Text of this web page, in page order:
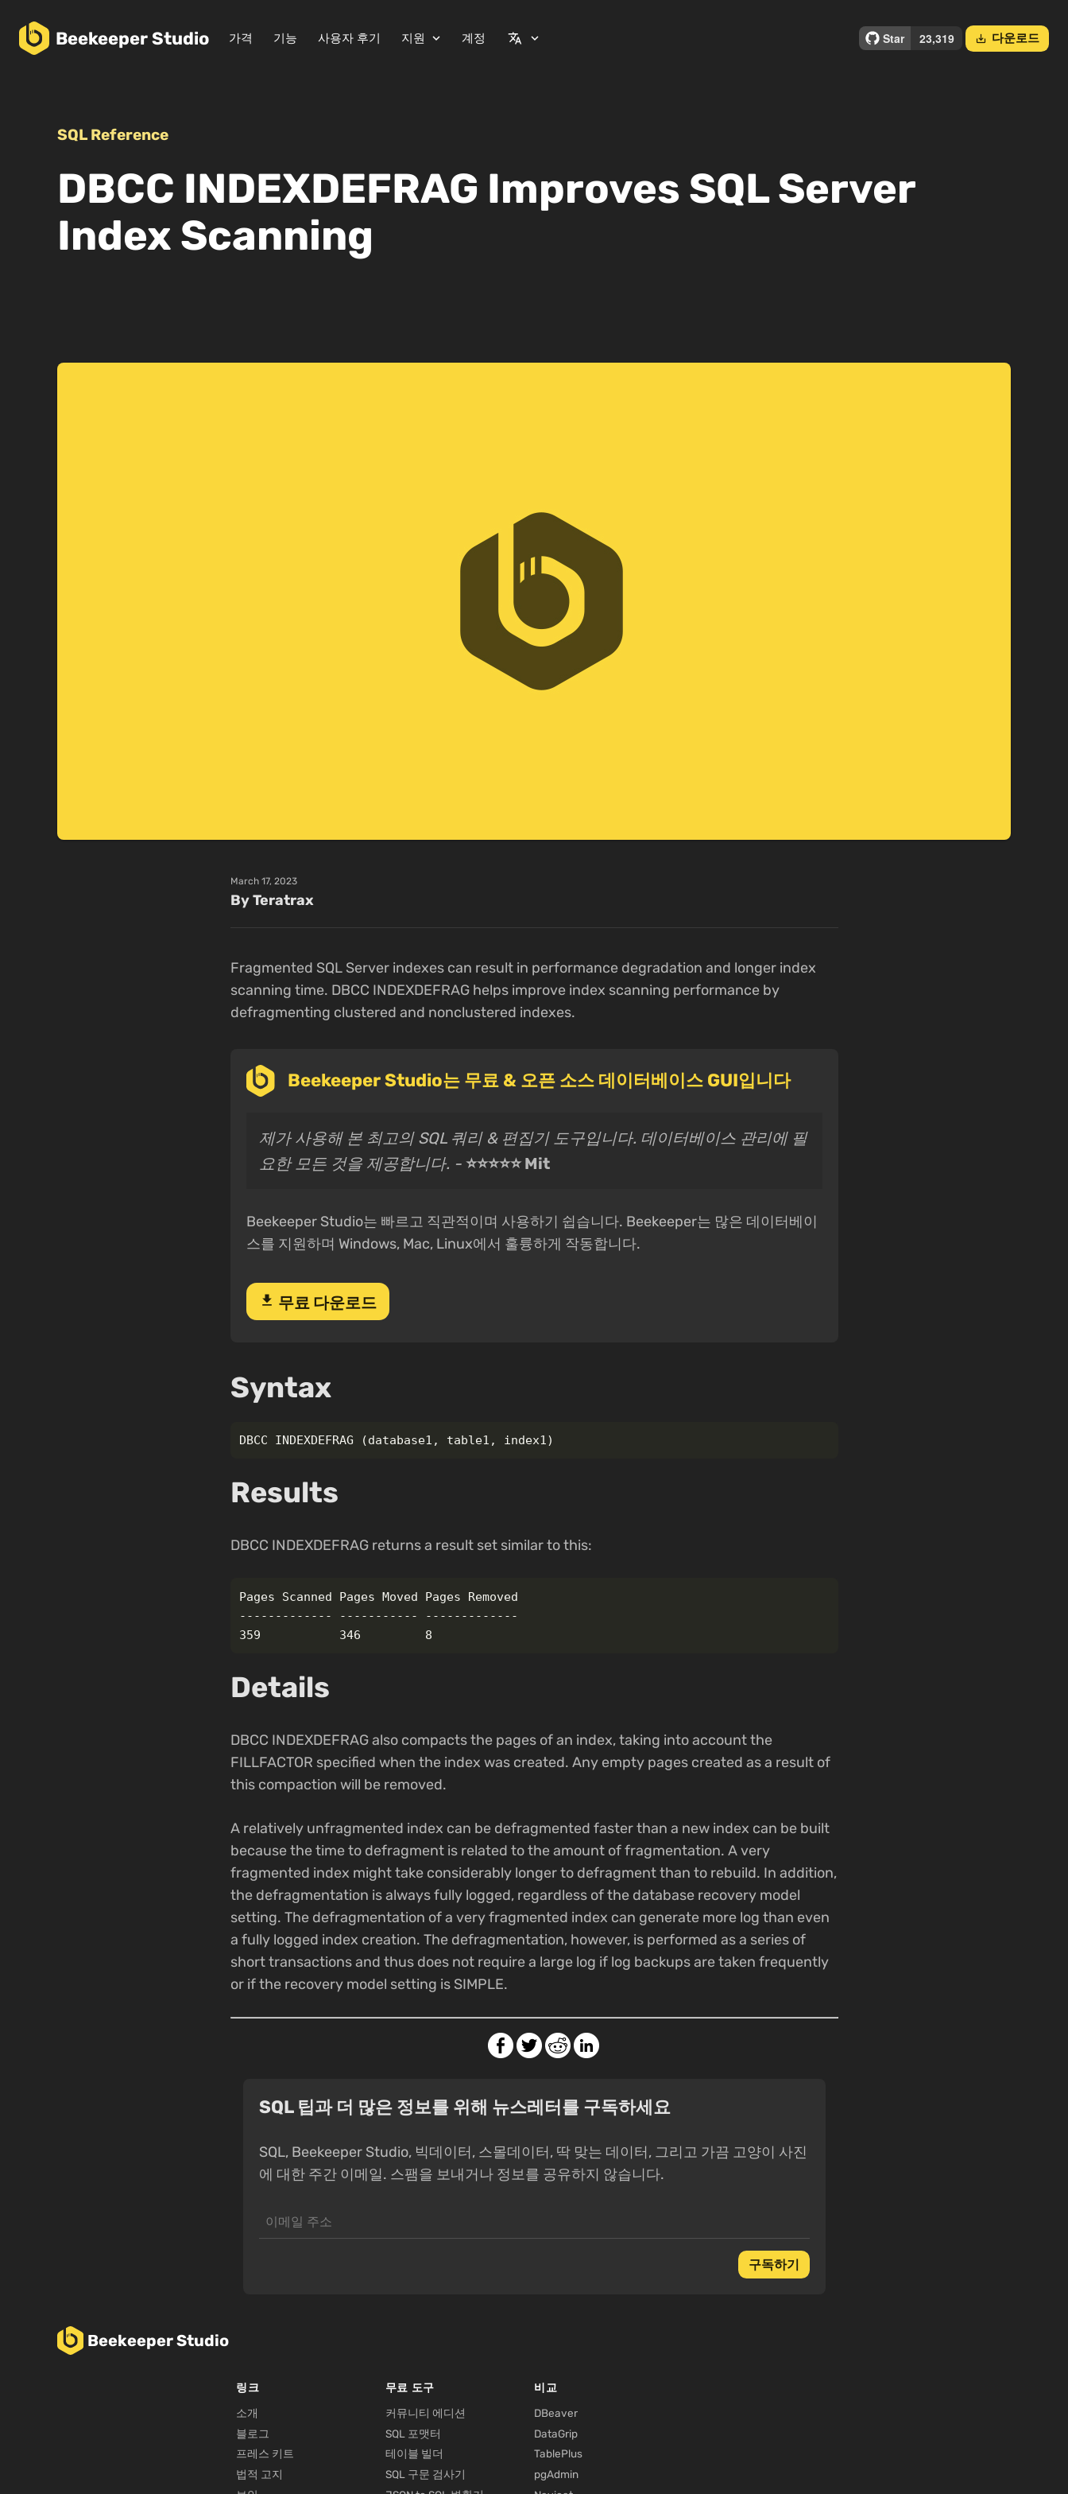
BeekeeperStudio 가격 기능 사용자 후기 지원 expand_more 계정 translate expand_more save_alt 다운로드
SQL Reference
DBCC INDEXDEFRAG Improves SQL Server
Index Scanning
March 17, 2023
By Teratrax
Fragmented SQL Server indexes can result in performance degradation and longer index
scanning time. DBCC INDEXDEFRAG helps improve index scanning performance by
defragmenting clustered and nonclustered indexes.
Beekeeper Studio는 무료 & 오픈 소스 데이터베이스 GUI입니다
제가 사용해 본 최고의 SQL 쿼리 & 편집기 도구입니다. 데이터베이스 관리에 필
요한 모든 것을 제공합니다. - ⭐⭐⭐⭐⭐ Mit
Beekeeper Studio는 빠르고 직관적이며 사용하기 쉽습니다. Beekeeper는 많은 데이터베이
스를 지원하며 Windows, Mac, Linux에서 훌륭하게 작동합니다.
download 무료 다운로드
Syntax
DBCC INDEXDEFRAG (database1 , table1 , index1)
Results
DBCC INDEXDEFRAG returns a result set similar to this:
Pages Scanned Pages Moved Pages Removed
------------- ----------- -------------
Details
DBCC INDEXDEFRAG also compacts the pages of an index, taking into account the
FILLFACTOR specified when the index was created. Any empty pages created as a result of
this compaction will be removed.
A relatively unfragmented index can be defragmented faster than a new index can be built
because the time to defragment is related to the amount of fragmentation. A very
fragmented index might take considerably longer to defragment than to rebuild. In addition,
the defragmentation is always fully logged, regardless of the database recovery model
setting. The defragmentation of a very fragmented index can generate more log than even
a fully logged index creation. The defragmentation, however, is performed as a series of
short transactions and thus does not require a large log if log backups are taken frequently
or if the recovery model setting is SIMPLE.
SQL 팁과 더 많은 정보를 위해 뉴스레터를 구독하세요
SQL, Beekeeper Studio, 빅데이터, 스몰데이터, 딱 맞는 데이터, 그리고 가끔 고양이 사진
에 대한 주간 이메일. 스팸을 보내거나 정보를 공유하지 않습니다.
구독하기
Beekeeper Studio
링크
소개
블로그
프레스 키트
법적 고지
무료 도구
커뮤니티 에디션
SQL 포맷터
테이블 빌더
SQL 구문 검사기
비교
DBeaver
DataGrip
TablePlus
pgAdmin